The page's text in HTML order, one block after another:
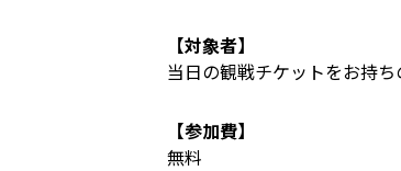
【対象者】
当日の観戦チケットをお持ち
【参加費】
無料